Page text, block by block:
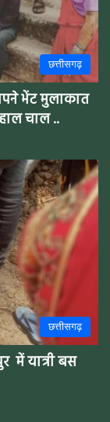
छत्तीसगढ़
भेंट मुलाकात
चाल ..
छत्तीसगढ़
में यात्री बस